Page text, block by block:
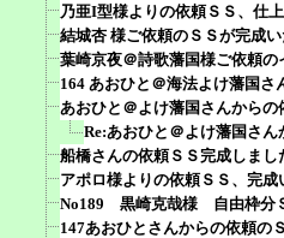
乃亜I型様よりの依頼ＳＳ、仕
結城杏 様ご依頼のＳＳが完成
葉崎京夜＠詩歌藩国様ご依頼の
164 あおひと＠海法よけ藩国さ
あおひと＠よけ藩国さんからの
Re:あおひと＠よけ藩国さん
船橋さんの依頼ＳＳ完成しまし
アポロ様よりの依頼ＳＳ、完成
No189 黒崎克哉様 自由枠分
147あおひとさんからの依頼の